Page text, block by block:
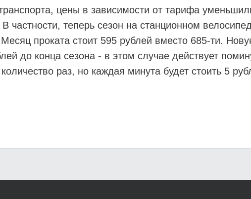
цены в зависимости от тарифа
частности, теперь сезон на станционном
проката стоит 595 рублей вместо 685-ти.
до конца сезона - в этом случае действует
раз, но каждая минута будет стоить 5